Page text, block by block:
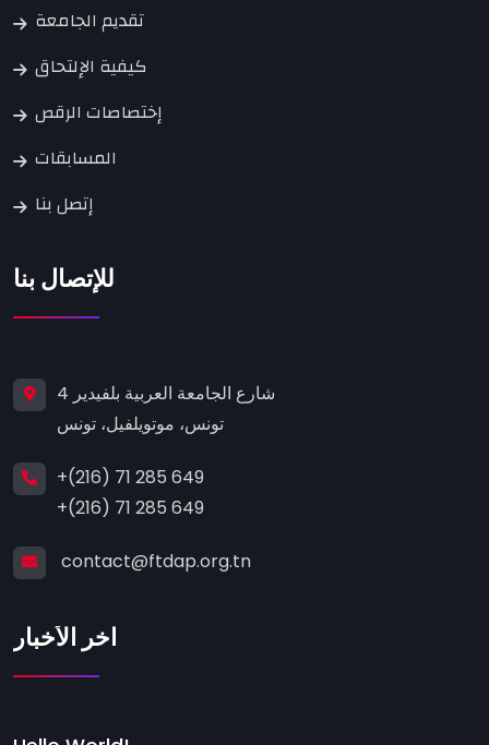
تقديم الجامعة
كيفية الإلتحاق
إختصاصات الرقص
المسابقات
إتصل بنا
للإتصال بنا
4 شارع الجامعة العربية بلفيدير
تونس، موتويلفيل، تونس
+(216) 71 285 649
+(216) 71 285 649
contact@ftdap.org.tn
آخر الأخبار